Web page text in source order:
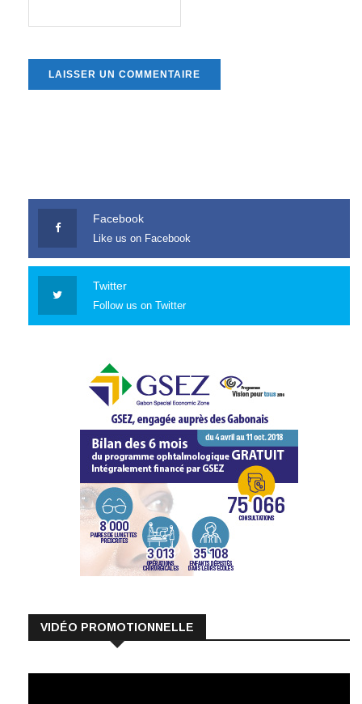
Facebook
Like us on Facebook
Twitter
Follow us on Twitter
VIDÉO PROMOTIONNELLE